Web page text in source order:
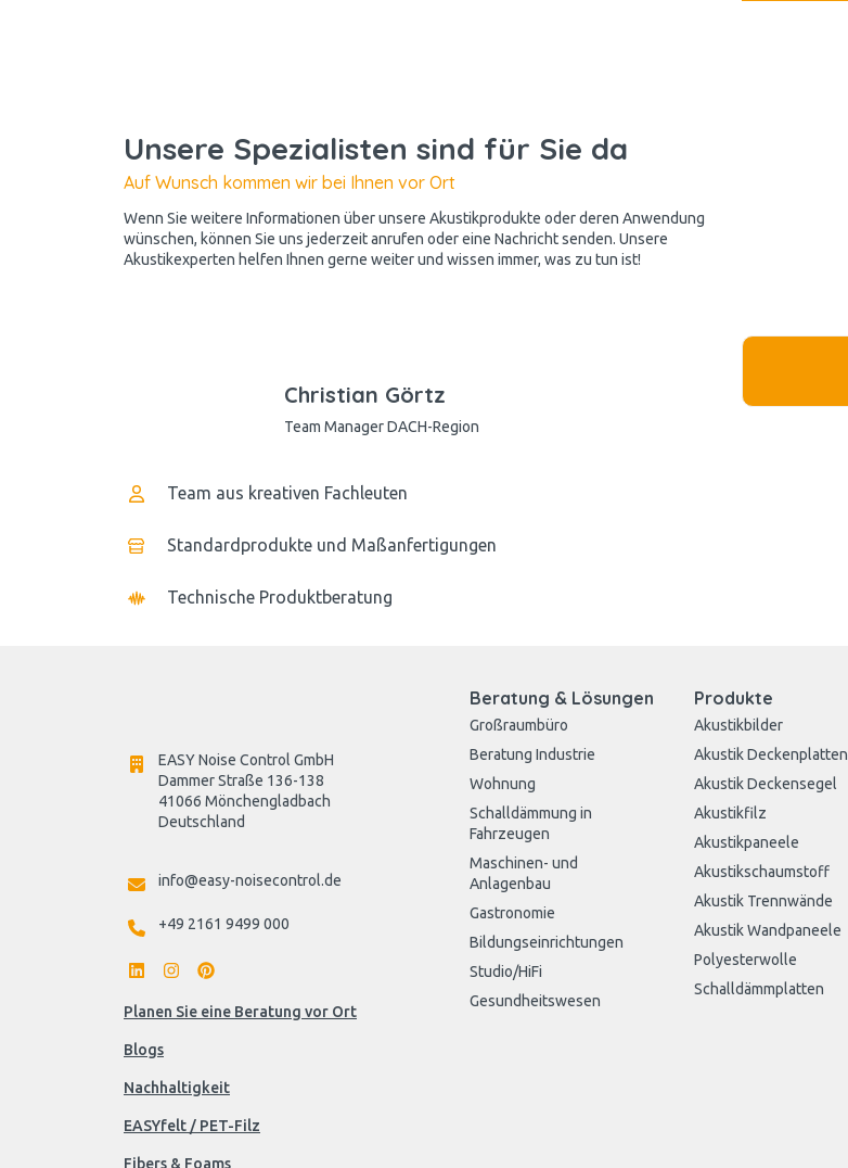
Unsere Spezialisten sind für Sie da
Auf Wunsch kommen wir bei Ihnen vor Ort
Wenn Sie weitere Informationen über unsere Akustikprodukte oder deren Anwendung
wünschen, können Sie uns jederzeit anrufen oder eine Nachricht senden. Unsere
Akustikexperten helfen Ihnen gerne weiter und wissen immer, was zu tun ist!
Christian Görtz
Team Manager DACH-Region
Team aus kreativen Fachleuten
Standardprodukte und Maßanfertigungen
Technische Produktberatung
EASY Noise Control GmbH
Dammer Straße 136-138
41066 Mönchengladbach
Deutschland
info@easy-noisecontrol.de
+49 2161 9499 000
Planen Sie eine Beratung vor Ort
Blogs
Nachhaltigkeit
EASYfelt / PET-Filz
Fibers & Foams
Beratung & Lösungen
Großraumbüro
Beratung Industrie
Wohnung
Schalldämmung in
Fahrzeugen
Maschinen- und
Anlagenbau
Gastronomie
Bildungseinrichtungen
Studio/HiFi
Gesundheitswesen
Produkte
Akustikbilder
Akustik Deckenplatten
Akustik Deckensegel
Akustikfilz
Akustikpaneele
Akustikschaumstoff
Akustik Trennwände
Akustik Wandpaneele
Polyesterwolle
Schalldämmplatten